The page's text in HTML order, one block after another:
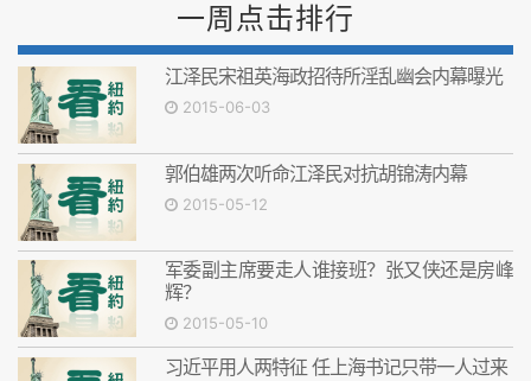
一周点击排行
江泽民宋祖英海政招待所淫乱幽会内幕曝光
2015-06-03
郭伯雄两次听命江泽民对抗胡锦涛内幕
2015-05-12
军委副主席要走人谁接班？张又侠还是房峰
辉？
2015-05-10
习近平用人两特征 任上海书记只带一人过来